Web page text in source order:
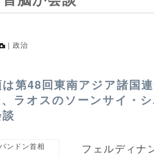
｜政治
第48回東南アジア諸国
ラオスのソーンサイ・
フェルディナ